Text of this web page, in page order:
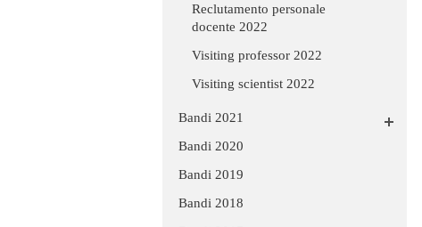
Reclutamento personale
docente 2022
Visiting professor 2022
Visiting scientist 2022
Bandi 2021
Bandi 2020
Bandi 2019
Bandi 2018